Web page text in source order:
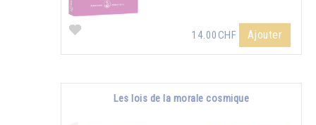
14.00CHF Ajouter
Les lois de la morale cosmique